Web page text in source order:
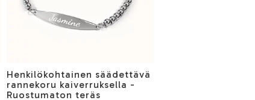
Henkilökohtainen säädettävä
rannekoru kaiverruksella -
Ruostumaton teräs